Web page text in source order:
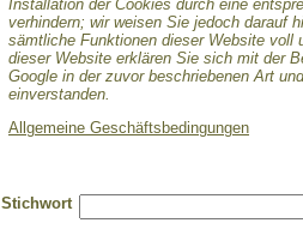
Installation der Cookies durch eine
verhindern; wir weisen Sie jedoch darauf
sämtliche Funktionen dieser Website voll
dieser Website erklären Sie sich mit der
Google in der zuvor beschriebenen Art
einverstanden.
Allgemeine Geschäftsbedingungen
Stichwort